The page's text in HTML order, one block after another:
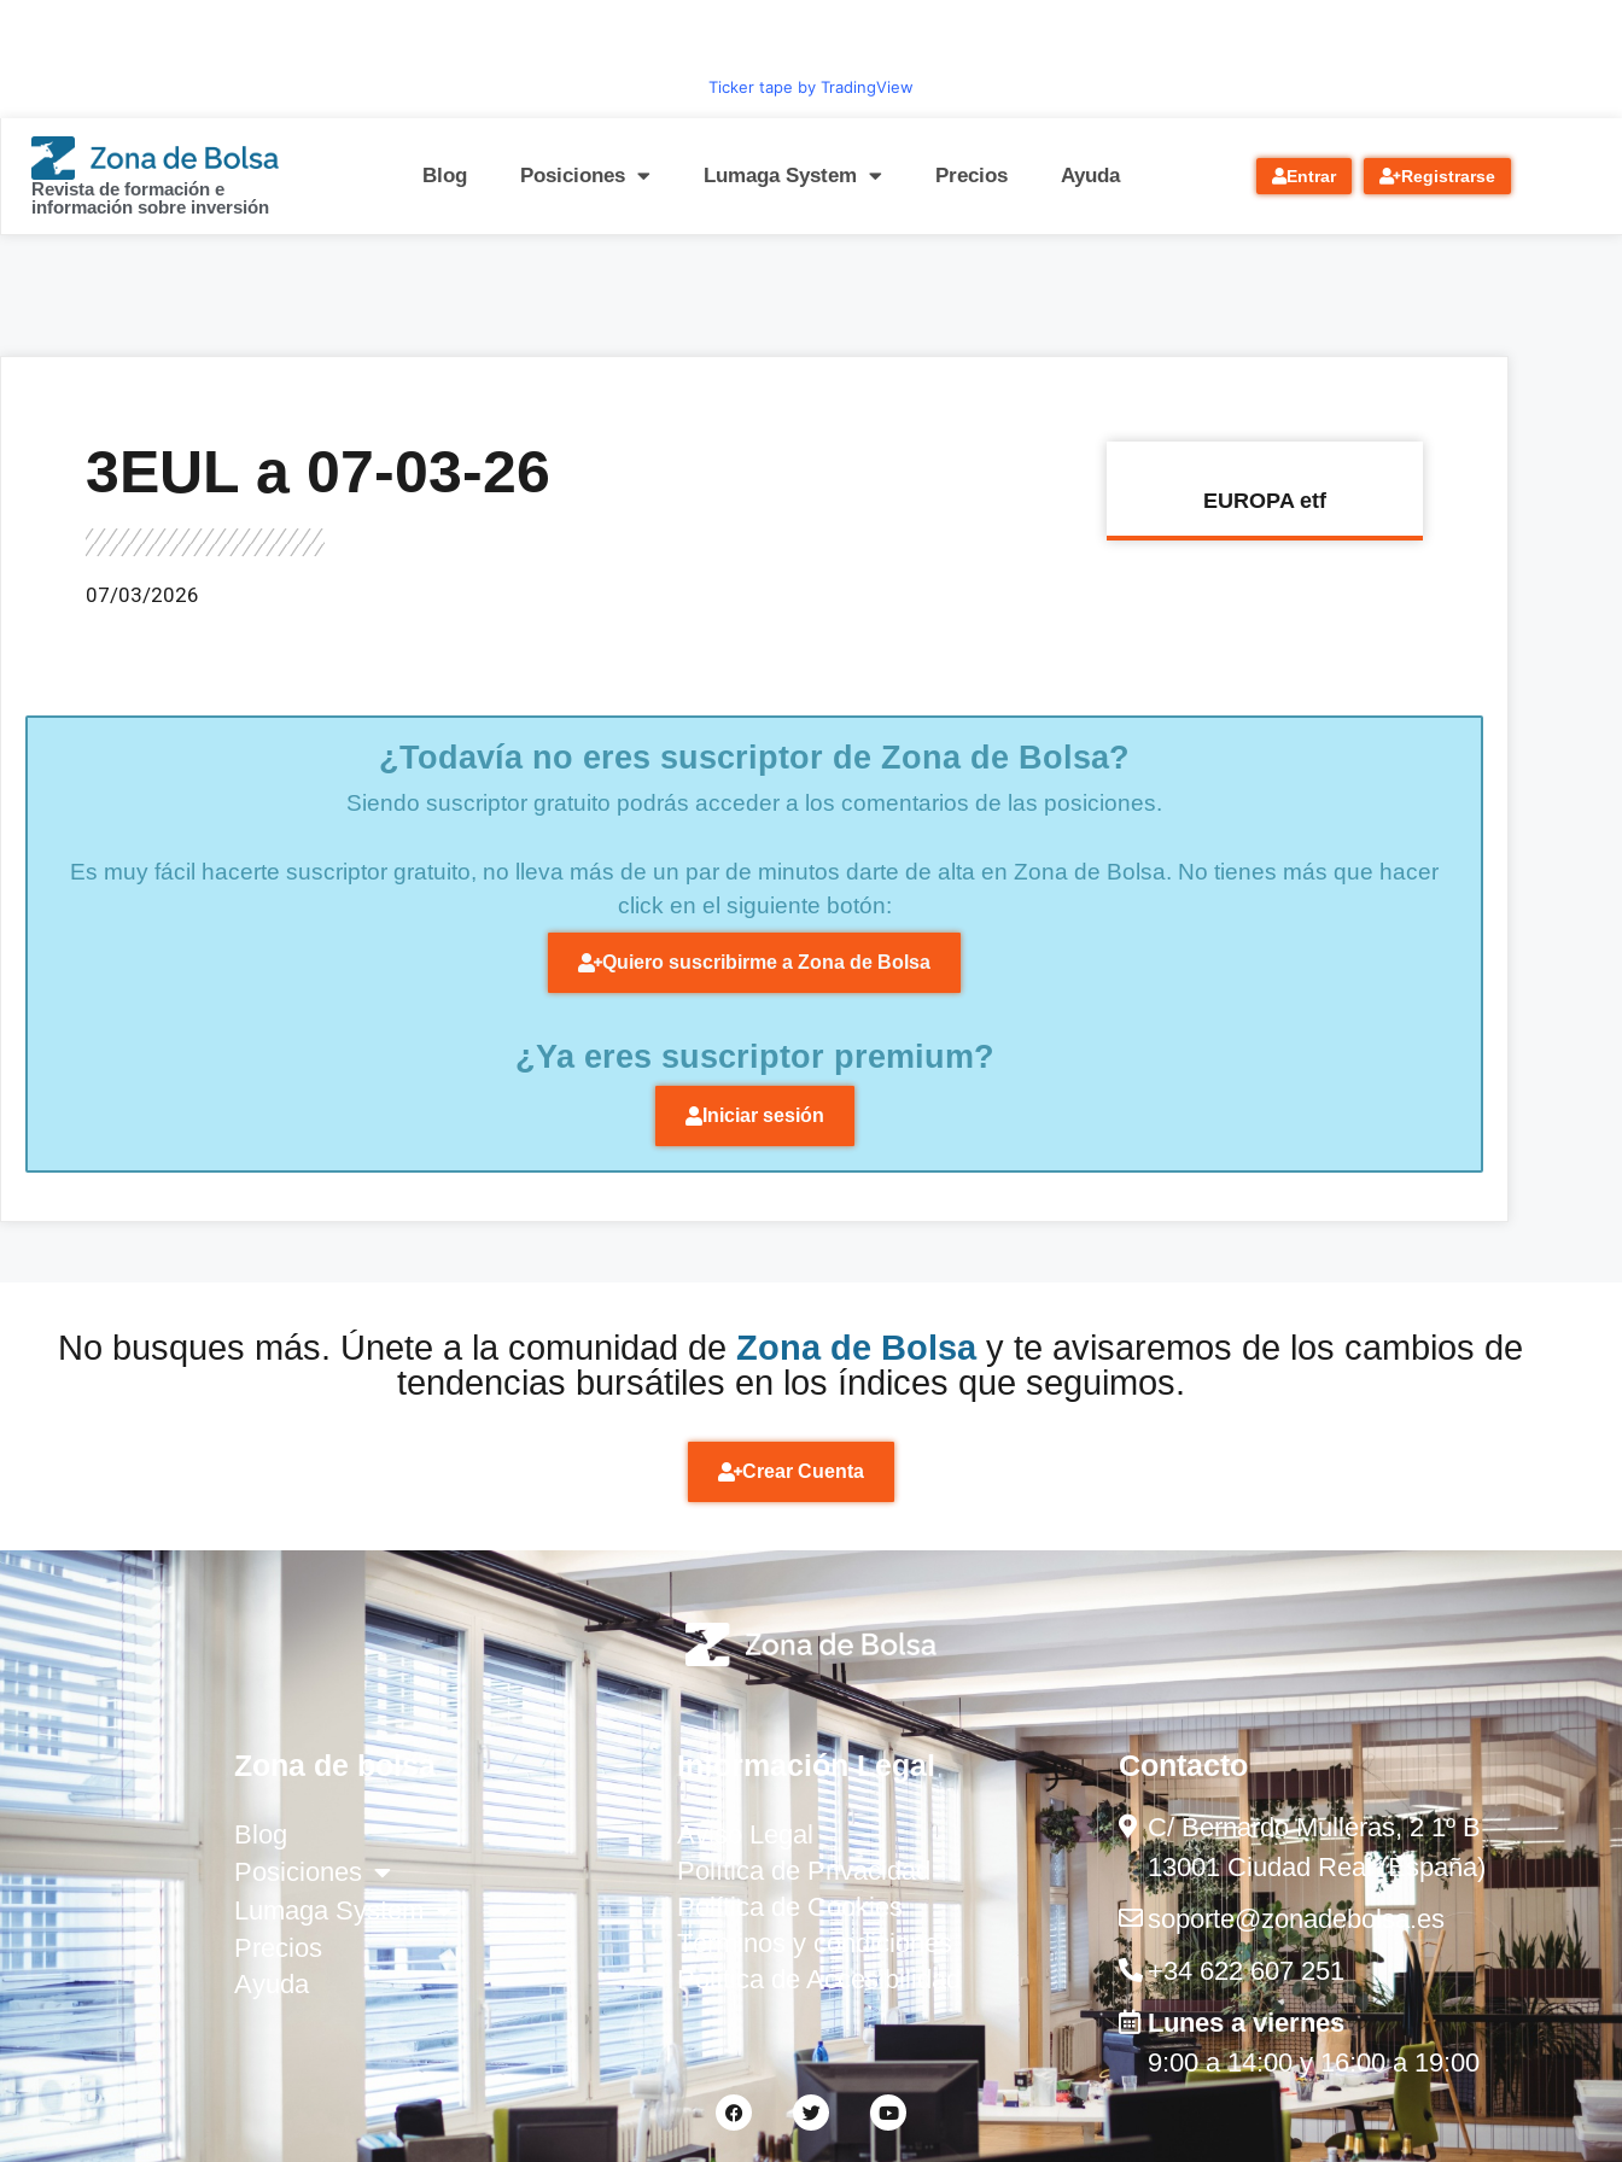
Ticker tape by TradingView
Revista de formación e
información sobre inversión
Blog Posiciones Lumaga System Precios Ayuda Entrar Registrarse
3EUL a 07-03-26
07/03/2026
EUROPA etf
¿Todavía no eres suscriptor de Zona de Bolsa?
Siendo suscriptor gratuito podrás acceder a los comentarios de las posiciones.
Es muy fácil hacerte suscriptor gratuito, no lleva más de un par de minutos darte de alta en Zona de Bolsa. No tienes más que hacer
click en el siguiente botón:
Quiero suscribirme a Zona de Bolsa
¿Ya eres suscriptor premium?
Iniciar sesión
No busques más. Únete a la comunidad de Zona de Bolsay te avisaremos de los cambios de
tendencias bursátiles en los índices que seguimos.
Crear Cuenta
Zona de bolsa
Blog
Posiciones
Lumaga System
Precios
Ayuda
Información Legal
Aviso Legal
Política de Privacidad
Política de Cookies
Términos y condiciones
Política de Accesibilidad
Contacto
C/ Bernardo Mulleras, 2 1º B
13001 Ciudad Real (España)
soporte@zonadebolsa.es
+34 622 607 251
Lunes a viernes
9:00 a 14:00 y 16:00 a 19:00